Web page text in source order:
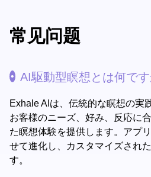
常见问题
AI駆動型瞑想とは何で
Exhale AIは、伝統的な瞑想の実
お客様のニーズ、好み、反応に
た瞑想体験を提供します。アプ
せて進化し、カスタマイズされ
す。